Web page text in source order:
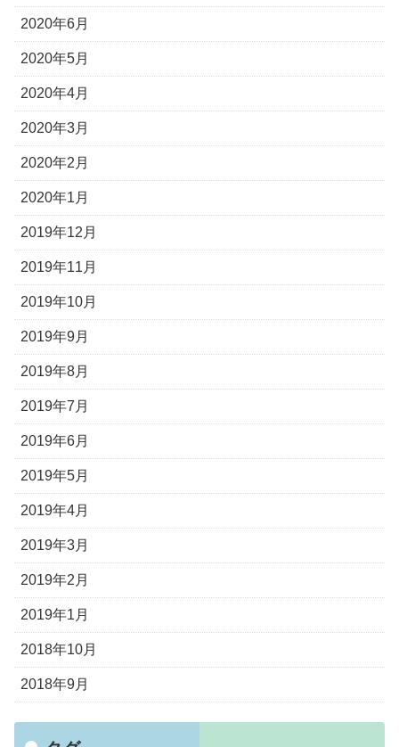
2020年6月
2020年5月
2020年4月
2020年3月
2020年2月
2020年1月
2019年12月
2019年11月
2019年10月
2019年9月
2019年8月
2019年7月
2019年6月
2019年5月
2019年4月
2019年3月
2019年2月
2019年1月
2018年10月
2018年9月